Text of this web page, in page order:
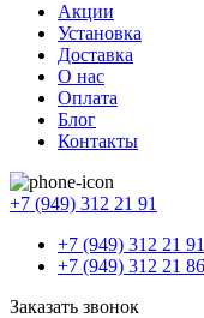
Акции
Установка
Доставка
О нас
Оплата
Блог
Контакты
+7 (949) 312 21 91
+7 (949) 312 21 91
+7 (949) 312 21 86
Заказать звонок